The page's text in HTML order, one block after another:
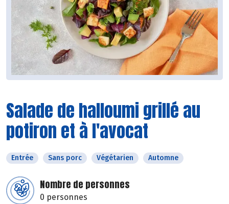
Salade de halloumi grillé au
potiron et à l'avocat
Entrée Sans porc Végétarien Automne
Nombre de personnes
0 personnes